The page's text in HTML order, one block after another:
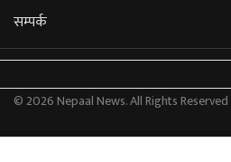
सम्पर्क
© 2026 Nepaal News. All Rights Reserved